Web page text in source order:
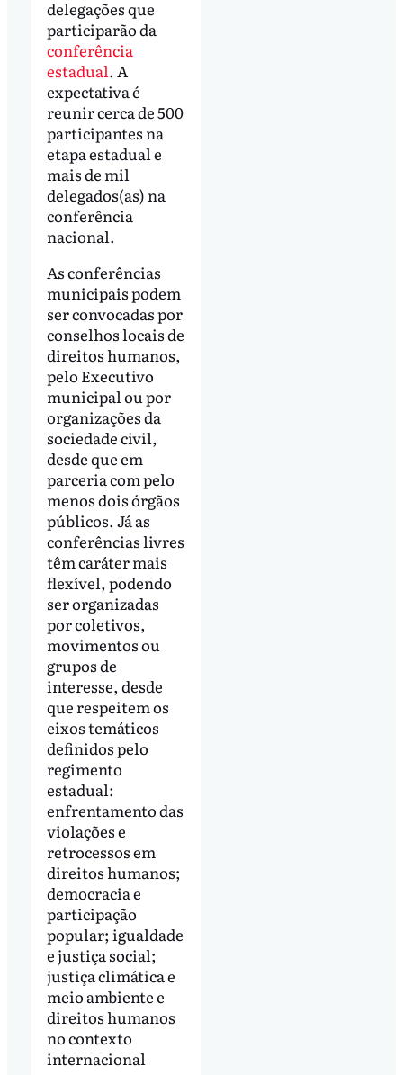
delegações que
participarão da
conferência
estadual. A
expectativa é
reunir cerca de 500
participantes na
etapa estadual e
mais de mil
delegados(as) na
conferência
nacional.
As conferências
municipais podem
ser convocadas por
conselhos locais de
direitos humanos,
pelo Executivo
municipal ou por
organizações da
sociedade civil,
desde que em
parceria com pelo
menos dois órgãos
públicos. Já as
conferências livres
têm caráter mais
flexível, podendo
ser organizadas
por coletivos,
movimentos ou
grupos de
interesse, desde
que respeitem os
eixos temáticos
definidos pelo
regimento
estadual:
enfrentamento das
violações e
retrocessos em
direitos humanos;
democracia e
participação
popular; igualdade
e justiça social;
justiça climática e
meio ambiente e
direitos humanos
no contexto
internacional